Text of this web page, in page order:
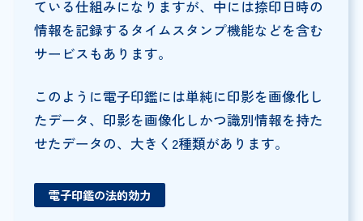
ている仕組みになりますが、中には捺印日時の
情報を記録するタイムスタンプ機能などを含む
サービスもあります。
このように電子印鑑には単純に印影を画像化し
たデータ、印影を画像化しかつ識別情報を持た
せたデータの、大きく2種類があります。
電子印鑑の法的効力